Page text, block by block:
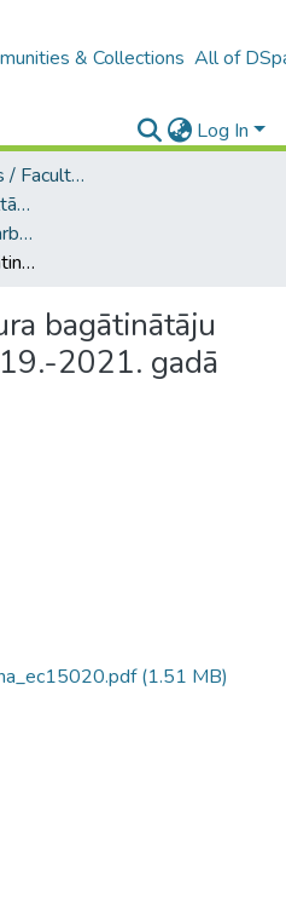
& Collections All of
Log In
B4 – LU fakultātes / Faculties of the UL
B --- Bij. Medicīnas fakultātes studentu noslēguma darbi / Faculty of Medicine - Graduate works
Bakalaura un maģistra darbi (MF) / Bachelor's and Master's theses
Nomierinošo uztura bagātinātāju aprite aptiekā 2019.-2021. gadā
bagātinātāju
2021. gadā
(1.51 MB)